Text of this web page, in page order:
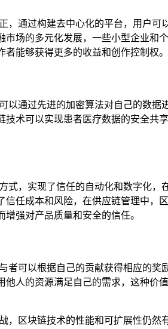
通过构建去中心化的平台，用户
场的多元化发展，一些小型企业和
能够获得更多的收益和创作控制权。
通过先进的加密算法对自己的数
术可以实现患者医疗数据的安全共
，实现了信任的自动化和数字化
任成本和风险，在供应链管理中，
强对产品质量和安全的信任。
可以根据自己的贡献获得相应的
人的资源满足自己的需求，这种价
区块链技术的性能和可扩展性仍